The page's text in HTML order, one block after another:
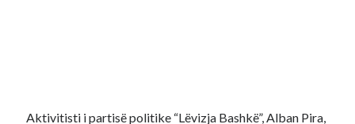
Aktivitisti i partisë politike “Lëvizja Bashkë”, Alban Pira,